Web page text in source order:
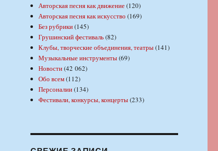
Авторская песня как движение(120)
Авторская песня как искусство (169)
Без рубрики(145)
Грушинский фестиваль(82)
Клубы, творческие объединения, театры(141)
Музыкальные инструменты(69)
Новости(42 062)
Обо всем(112)
Персоналии(134)
Фестивали, конкурсы, концерты(233)